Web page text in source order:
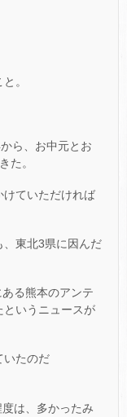
。
ら、お中元とお
た。
けていただければ
、東北3県に因んだ
る熊本のアンテ
というニュースが
いたのだ
は、多かったみ